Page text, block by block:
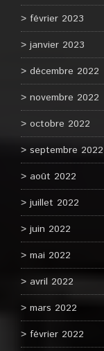
février 2023
janvier 2023
décembre 2022
novembre 2022
octobre 2022
septembre 2022
août 2022
juillet 2022
juin 2022
mai 2022
avril 2022
mars 2022
février 2022